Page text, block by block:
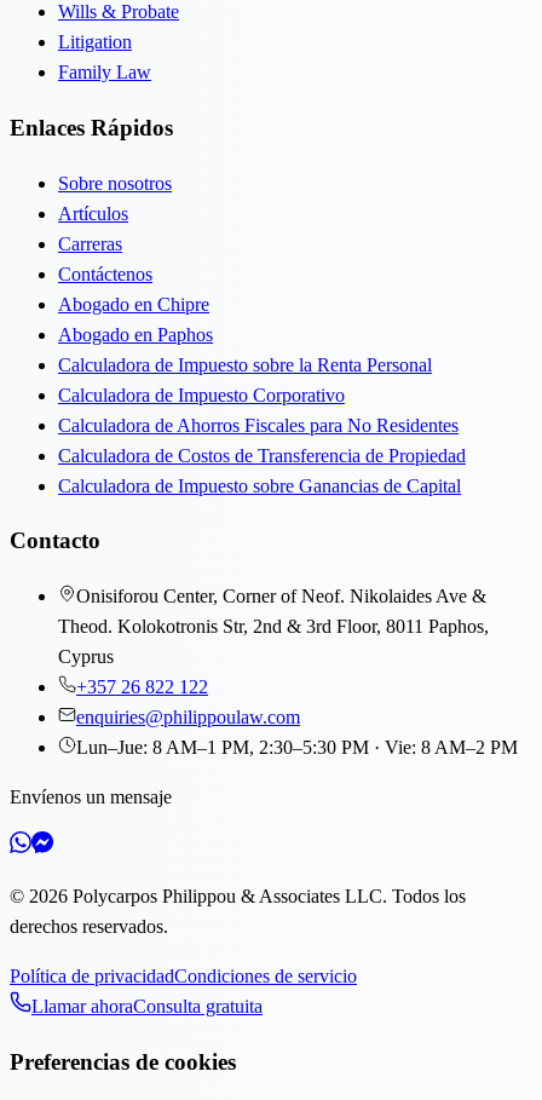
Wills & Probate
Litigation
Family Law
Enlaces Rápidos
Sobre nosotros
Artículos
Carreras
Contáctenos
Abogado en Chipre
Abogado en Paphos
Calculadora de Impuesto sobre la Renta Personal
Calculadora de Impuesto Corporativo
Calculadora de Ahorros Fiscales para No Residentes
Calculadora de Costos de Transferencia de Propiedad
Calculadora de Impuesto sobre Ganancias de Capital
Contacto
Onisiforou Center, Corner of Neof. Nikolaides Ave &
Theod. Kolokotronis Str, 2nd & 3rd Floor, 8011 Paphos,
Cyprus
+357 26 822 122
enquiries@philippoulaw.com
Lun–Jue: 8 AM–1 PM, 2:30–5:30 PM · Vie: 8 AM–2 PM
Envíenos un mensaje
© 2026 Polycarpos Philippou & Associates LLC. Todos los
derechos reservados.
Política de privacidadCondiciones de servicio
Llamar ahoraConsulta gratuita
Preferencias de cookies